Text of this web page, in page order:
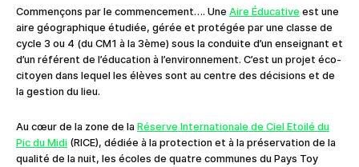
Commençons par le commencement…. Une Aire Éducative est une
aire géographique étudiée, gérée et protégée par une classe de
cycle 3 ou 4 (du CM1 à la 3ème) sous la conduite d’un enseignant et
d’un référent de l’éducation à l’environnement. C’est un projet éco-
citoyen dans lequel les élèves sont au centre des décisions et de
la gestion du lieu.
Au cœur de la zone de la Réserve Internationale de Ciel Etoilé du
Pic du Midi (RICE), dédiée à la protection et à la préservation de la
qualité de la nuit, les écoles de quatre communes du Pays Toy